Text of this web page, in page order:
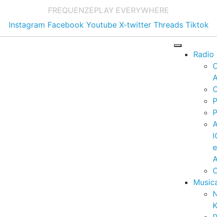
FREQUENZEPLAY EVERYWHERE
Instagram Facebook Youtube X-twitter Threads Tiktok
Radio
e